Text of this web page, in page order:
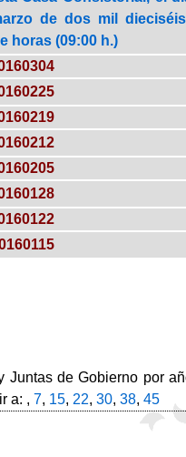
de dos mil
horas (09:00 h.)
Juntas de Gobierno por
a: , 7, 15, 22, 30, 38, 45